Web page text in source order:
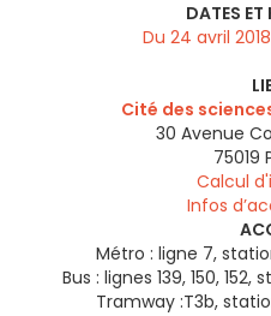
DATES ET
Du 24 avril
Cité des
30 Avenue
75019
Calcul
Infos
Métro : ligne 7,
Bus : lignes 139, 150,
Tramway :T3b,